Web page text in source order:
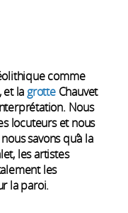
comme
et la grotteChauvet
Nous
locuteurs et nous
savons qu’à la
les artistes
les
la paroi.